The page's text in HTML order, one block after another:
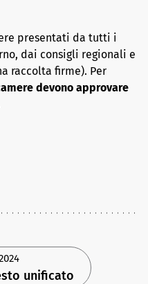
presentati da tutti i
dai consigli regionali e
raccolta firme). Per
devono approvare
unificato